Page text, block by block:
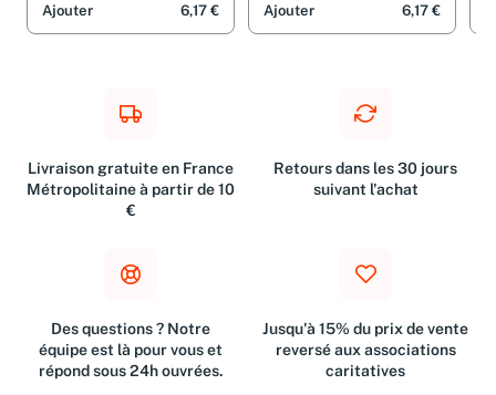
Ajouter 6,17 € Ajouter 6,17 €
Livraison gratuite en France
Métropolitaine à partir de 10
€
Retours dans les 30 jours
suivant l'achat
Des questions ? Notre
équipe est là pour vous et
répond sous 24h ouvrées.
Jusqu'à 15% du prix de vente
reversé aux associations
caritatives